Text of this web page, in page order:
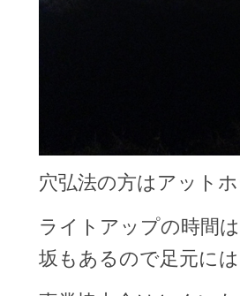
穴弘法の方はアット
ライトアップの時間
坂もあるので足元に